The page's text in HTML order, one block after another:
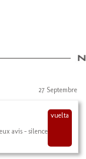
27 Septembre
avis - silence
vuelta